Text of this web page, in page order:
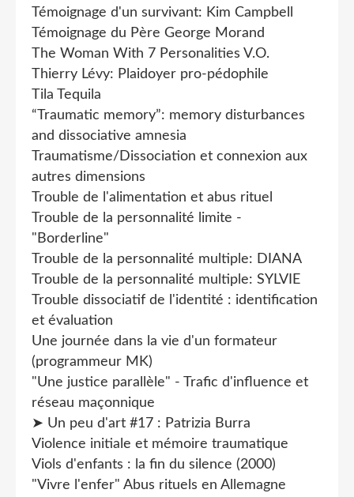
Témoignage d'un survivant: Kim Campbell
Témoignage du Père George Morand
The Woman With 7 Personalities V.O.
Thierry Lévy: Plaidoyer pro-pédophile
Tila Tequila
“Traumatic memory”: memory disturbances
and dissociative amnesia
Traumatisme/Dissociation et connexion aux
autres dimensions
Trouble de l'alimentation et abus rituel
Trouble de la personnalité limite -
"Borderline"
Trouble de la personnalité multiple: DIANA
Trouble de la personnalité multiple: SYLVIE
Trouble dissociatif de l'identité : identification
et évaluation
Une journée dans la vie d'un formateur
(programmeur MK)
"Une justice parallèle" - Trafic d'influence et
réseau maçonnique
➤ Un peu d'art #17 : Patrizia Burra
Violence initiale et mémoire traumatique
Viols d'enfants : la fin du silence (2000)
"Vivre l'enfer" Abus rituels en Allemagne